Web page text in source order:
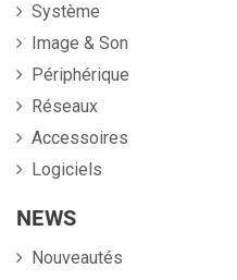
Système
Image & Son
Périphérique
Réseaux
Accessoires
Logiciels
NEWS
Nouveautés